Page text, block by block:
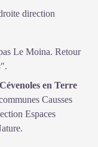
direction
Le Moina. Retour
".
en Terre
Causses
Espaces